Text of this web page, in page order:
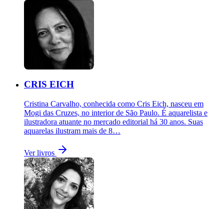
CRIS EICH
Cristina Carvalho, conhecida como Cris Eich, nasceu em
Mogi das Cruzes, no interior de São Paulo. É aquarelista e
ilustradora atuante no mercado editorial há 30 anos. Suas
aquarelas ilustram mais de 8…
Ver livros